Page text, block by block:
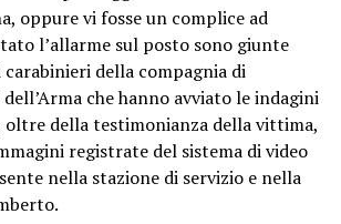
oppure vi fosse un complice ad
l’allarme sul posto sono giunte
della compagnia di
che hanno avviato le indagini
oltre della testimonianza della vittima,
registrate del sistema di video
nella stazione di servizio e nella